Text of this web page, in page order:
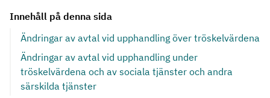
Innehåll på denna sida
Ändringar av avtal vid upphandling över tröskelvärdena
Ändringar av avtal vid upphandling under
tröskelvärdena och av sociala tjänster och andra
särskilda tjänster